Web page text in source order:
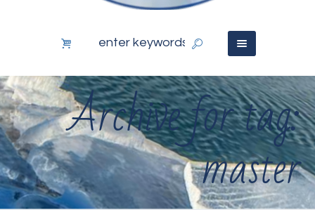
Archive for tag:
master